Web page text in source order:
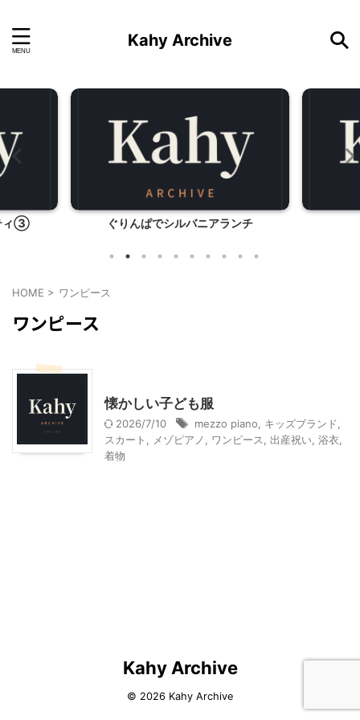
Kahy Archive
ィ③ ぐりんぱでシルバニアランチ
HOME > ワンピース
ワンピース
懐かしい子ども服
2026/7/10 mezzo piano キッズブランド
スカート
メゾピアノ ワンピース 出産祝い 浴衣
着物
Kahy Archive
© 2026 Kahy Archive